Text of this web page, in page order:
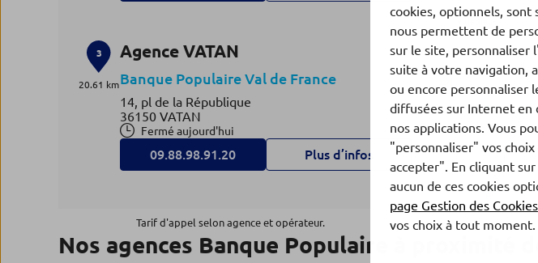
3
20.61 km
Agence VATAN
Banque Populaire Val de France
14, pl de la République
36150 VATAN
Fermé aujourd'hui
09.88.98.91.20 Plus d’infos
26.7 km
Agence DEOLS
Banque Populaire Val de France
Tarif d'appel selon agence et opérateur.
Nos agences Banque Populaire à proximité
cookies, optionnels, sont
nous permettent de
sur le site, personnaliser
suite à votre navigation,
ou encore personnaliser
diffusées sur Internet en
nos applications. Vous
"personnaliser" vos
accepter". En cliquant
aucun de ces cookies
page Gestion des Cookies
vos choix à tout moment.